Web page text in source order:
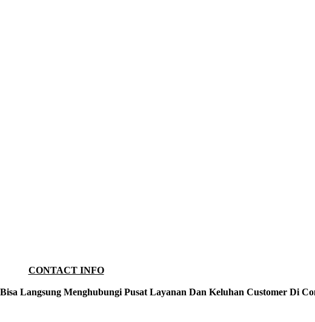
CONTACT INFO
Langsung Menghubungi Pusat Layanan Dan Keluhan Customer Di